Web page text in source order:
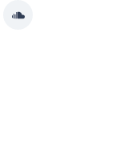
Soundcloud